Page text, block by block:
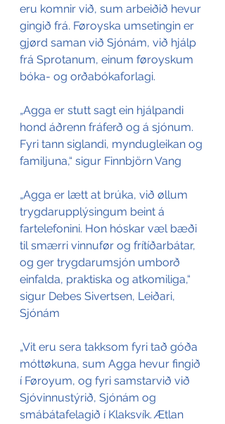
eru komnir við, sum arbeiðið hevur
gingið frá. Føroyska umsetingin er
gjørd saman við Sjónám, við hjálp
frá Sprotanum, einum føroyskum
bóka- og orðabókaforlagi.
„Agga er stutt sagt ein hjálpandi
hond áðrenn fráferð og á sjónum.
Fyri tann siglandi, myndugleikan og
familjuna,“ sigur Finnbjörn Vang
„Agga er lætt at brúka, við øllum
trygdarupplýsingum beint á
fartelefonini. Hon hóskar væl bæði
til smærri vinnufør og frítíðarbátar,
og ger trygdarumsjón umborð
einfalda, praktiska og atkomiliga,“
sigur Debes Sivertsen, Leiðari,
Sjónám
„Vit eru sera takksom fyri tað góða
móttøkuna, sum Agga hevur fingið
í Føroyum, og fyri samstarvið við
Sjóvinnustýrið, Sjónám og
smábátafelagið í Klaksvík. Ætlan